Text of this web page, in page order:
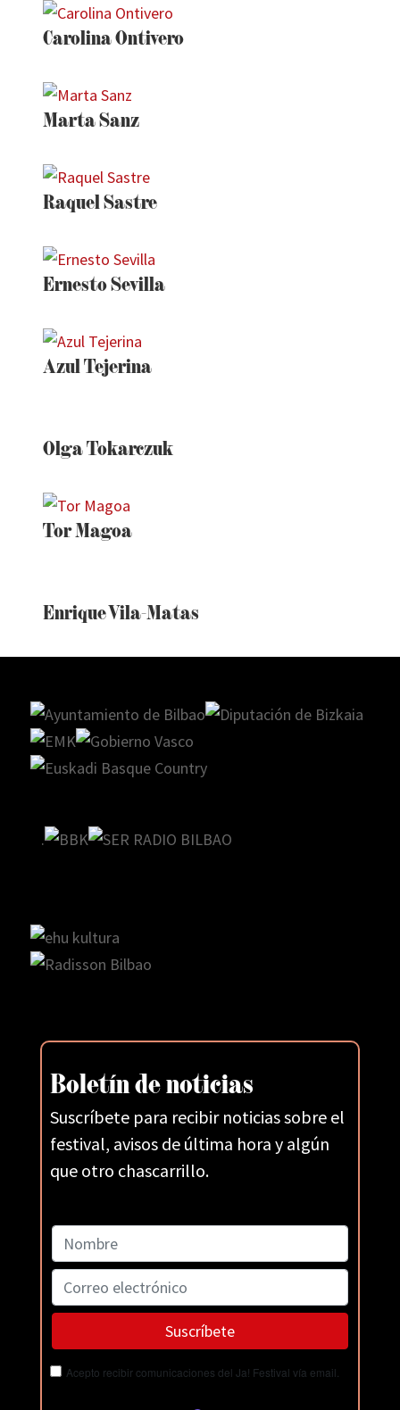
Carolina Ontivero
Marta Sanz
Raquel Sastre
Ernesto Sevilla
Azul Tejerina
Olga Tokarczuk
Tor Magoa
Enrique Vila-Matas
.
Boletín de noticias
Suscríbete para recibir noticias sobre el
festival, avisos de última hora y algún
que otro chascarrillo.
Acepto recibir comunicaciones del Ja! Festival vía email.